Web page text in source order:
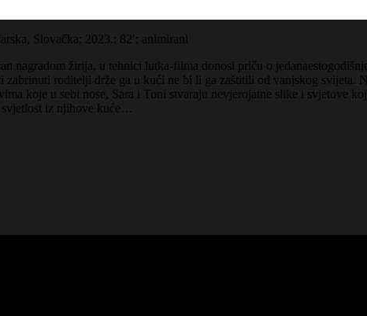
Slovačka; 2023.; 82′; animirani
nagradom žirija, u tehnici lutka-filma donosi priču o
roditelji drže ga u kući ne bi li ga zaštitili od vanjskog svijeta.
koje u sebi nose, Sara i Toni stvaraju nevjerojatne slike i svjetove
svjetlost iz njihove kuće…